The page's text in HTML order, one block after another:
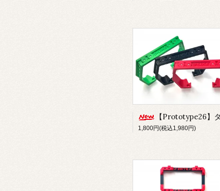
【Prototype26】ダイレクトブリッジボディマウント(for Re-R
1,800円(税込1,980円)